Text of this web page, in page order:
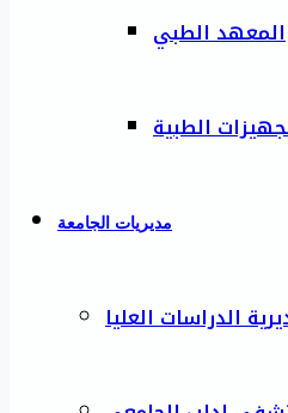
المعهد الطبي
الطبية
مديريات الجامعة
الدراسات العليا